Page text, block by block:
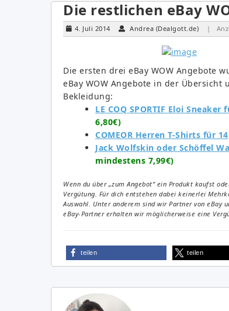
Die restlichen eBay
4. Juli 2014 Andrea (Dealgott.de) |
Die ersten drei eBay WOW Angebote
eBay WOW Angebote in der
Bekleidung:
LE COQ SPORTIF Eloi Sneaker
6,80€)
COMEOR Herren T-Shirts für
Jack Wolfskin oder Schöffel
mindestens 7,99€)
Wenn du über „zum Angebot“ ein Produkt kaufst
Vergütung. Für dich entstehen dabei keinerlei
Auswahl. Unter anderem sind wir Partner von eBay
eBay-Partner erhalten wir möglicherweise eine
teilen teilen